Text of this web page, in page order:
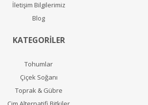
İletişim Bilgilerimiz
Blog
KATEGORİLER
Tohumlar
Çiçek Soğanı
Toprak & Gübre